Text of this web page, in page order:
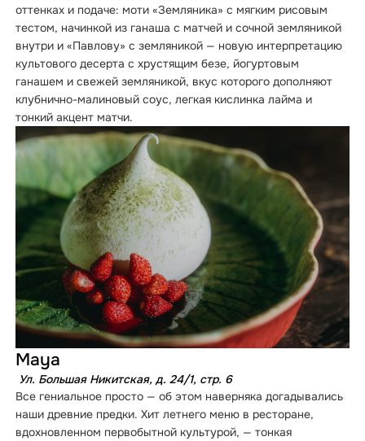
оттенках и подаче: моти «Земляника» с мягким рисовым
тестом, начинкой из ганаша с матчей и сочной земляникой
внутри и «Павлову» с земляникой — новую интерпретацию
культового десерта с хрустящим безе, йогуртовым
ганашем и свежей земляникой, вкус которого дополняют
клубнично-малиновый соус, легкая кислинка лайма и
тонкий акцент матчи.
Maya
Ул. Большая Никитская, д. 24/1, стр. 6
Все гениальное просто — об этом наверняка догадывались
наши древние предки. Хит летнего меню в ресторане,
вдохновленном первобытной культурой, — тонкая